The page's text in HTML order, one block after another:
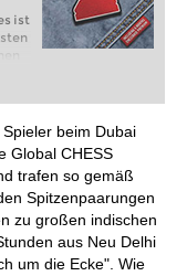
ist
beim Dubai
Global CHESS
trafen so gemäß
Spitzenpaarungen
zu großen indischen
aus Neu Delhi
um die Ecke". Wie